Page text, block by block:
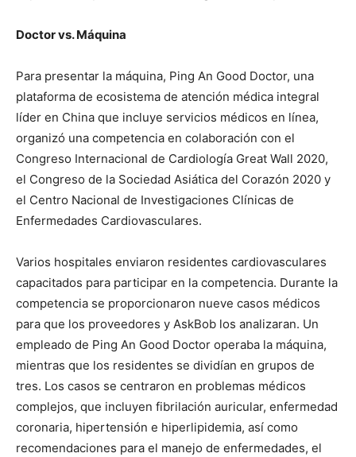
Doctor vs. Máquina
Para presentar la máquina, Ping An Good Doctor, una
plataforma de ecosistema de atención médica integral
líder en China que incluye servicios médicos en línea,
organizó una competencia en colaboración con el
Congreso Internacional de Cardiología Great Wall 2020,
el Congreso de la Sociedad Asiática del Corazón 2020 y
el Centro Nacional de Investigaciones Clínicas de
Enfermedades Cardiovasculares.
Varios hospitales enviaron residentes cardiovasculares
capacitados para participar en la competencia. Durante la
competencia se proporcionaron nueve casos médicos
para que los proveedores y AskBob los analizaran. Un
empleado de Ping An Good Doctor operaba la máquina,
mientras que los residentes se dividían en grupos de
tres. Los casos se centraron en problemas médicos
complejos, que incluyen fibrilación auricular, enfermedad
coronaria, hipertensión e hiperlipidemia, así como
recomendaciones para el manejo de enfermedades, el